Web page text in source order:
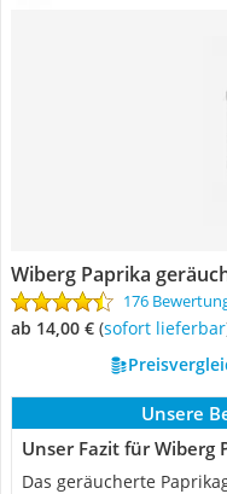
Wiberg Paprika
176
ab 14,00 € ( Sofort lieferbar
Unsere
Unser Fazit für Wiberg
Das geräucherte